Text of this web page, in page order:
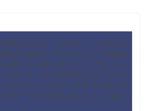
運用ならマイプロパティ 毎月5万
資金を積み立てるオフショア保険の
扱いを開始しました に マレーシ
プロパティが2024年11月からお子
ナルスクールに入学するためのマ
サポートを開始しました。 | Shoply